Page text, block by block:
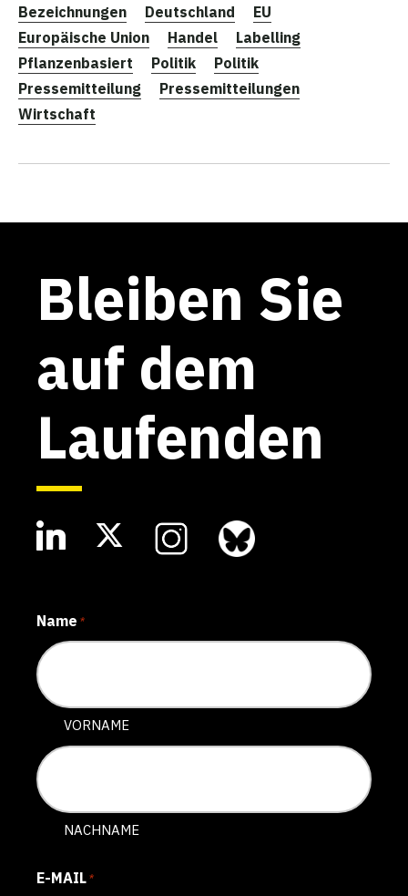
Bezeichnungen Deutschland
EU
Europäische Union
Handel
Labelling
Pflanzenbasiert
Politik
Politik
Pressemitteilung
Pressemitteilungen
Wirtschaft
Bleiben Sie
auf dem
Laufenden
Name *
VORNAME
NACHNAME
E-MAIL*